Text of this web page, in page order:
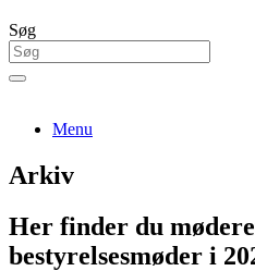
Søg
Menu
Arkiv
Her finder du
bestyrelsesmøder i